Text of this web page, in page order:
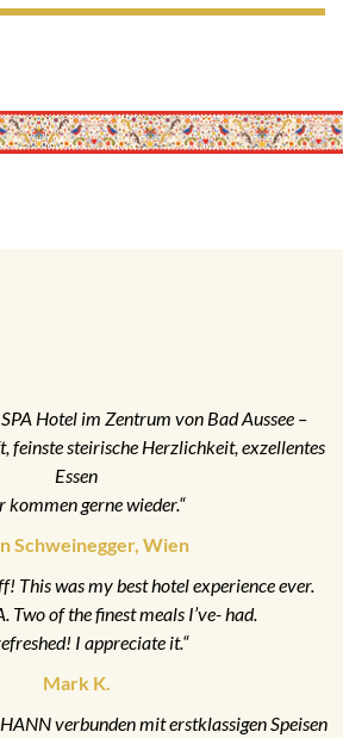
Hotel im Zentrum von Bad Aussee –
feinste steirische Herzlichkeit, exzellentes
Essen
kommen gerne wieder.“
Schweinegger, Wien
This was my best hotel experience ever.
Two of the finest meals I’ve- had.
I appreciate it.“
Mark K.
verbunden mit erstklassigen Speisen